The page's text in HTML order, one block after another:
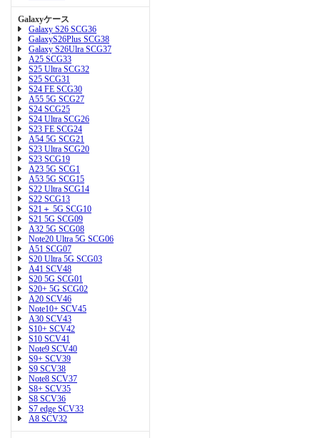
Galaxyケース
Galaxy S26 SCG36
GalaxyS26Plus SCG38
Galaxy S26Ulra SCG37
A25 SCG33
S25 Ultra SCG32
S25 SCG31
S24 FE SCG30
A55 5G SCG27
S24 SCG25
S24 Ultra SCG26
S23 FE SCG24
A54 5G SCG21
S23 Ultra SCG20
S23 SCG19
A23 5G SCG1
A53 5G SCG15
S22 Ultra SCG14
S22 SCG13
S21＋ 5G SCG10
S21 5G SCG09
A32 5G SCG08
Note20 Ultra 5G SCG06
A51 SCG07
S20 Ultra 5G SCG03
A41 SCV48
S20 5G SCG01
S20+ 5G SCG02
A20 SCV46
Note10+ SCV45
A30 SCV43
S10+ SCV42
S10 SCV41
Note9 SCV40
S9+ SCV39
S9 SCV38
Note8 SCV37
S8+ SCV35
S8 SCV36
S7 edge SCV33
A8 SCV32